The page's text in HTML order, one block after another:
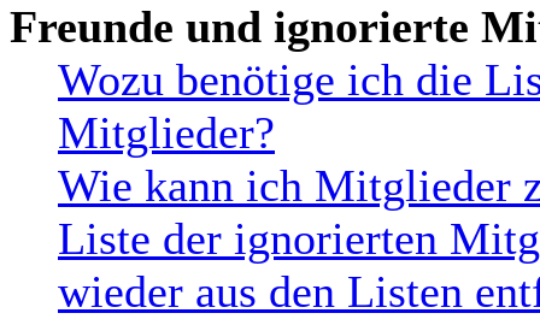
Freunde und ignorierte
Wozu benötige ich die
Mitglieder?
Wie kann ich Mitglieder
Liste der ignorierten
wieder aus den Listen